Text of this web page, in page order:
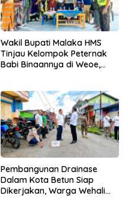
Wakil Bupati Malaka HMS
Tinjau Kelompok Peternak
Babi Binaannya di Weoe,
Pembangunan Drainase
Dalam Kota Betun Siap
Dikerjakan, Warga Wehali